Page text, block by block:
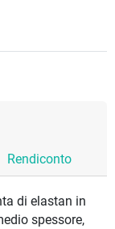
Rendiconto
di elastan in
spessore,